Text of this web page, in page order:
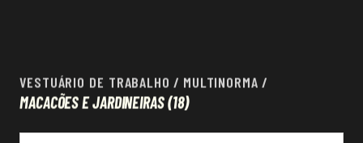
VESTUÁRIO DE TRABALHO / MULTINORMA /
MACACÕES E JARDINEIRAS(18)